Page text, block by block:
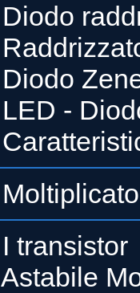
Diodo
Diodo
LED -
I transistor
Astabile